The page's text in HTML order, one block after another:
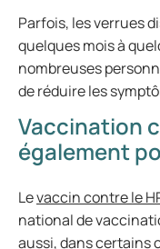
Parfois, les verrues
quelques mois à
nombreuses
de réduire les
Vaccination
également
Levaccin contre le
national de
aussi, dans certains